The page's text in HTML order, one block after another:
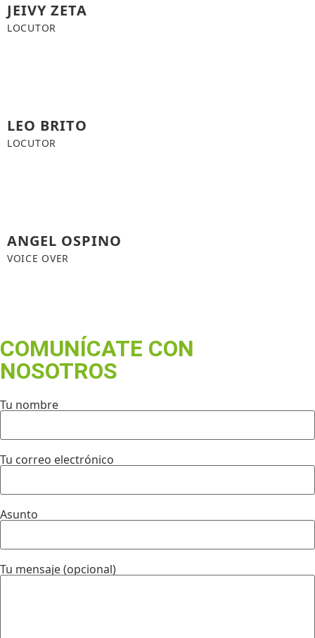
JEIVY ZETA
LOCUTOR
LEO BRITO
LOCUTOR
ANGEL OSPINO
VOICE OVER
COMUNÍCATE CON
NOSOTROS
Tu nombre
Tu correo electrónico
Asunto
Tu mensaje (opcional)